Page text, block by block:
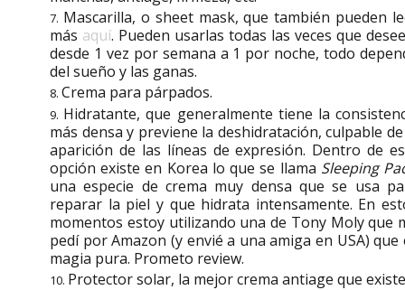
Mascarilla, o sheet mask, que también pueden
más aquí. Pueden usarlas todas las veces que
desde 1 vez por semana a 1 por noche, todo
del sueño y las ganas.
Crema para párpados.
Hidratante, que generalmente tiene la
más densa y previene la deshidratación, culpable
aparición de las líneas de expresión. Dentro de
opción existe en Korea lo que se llama Sleeping
una especie de crema muy densa que se usa
reparar la piel y que hidrata intensamente. En
momentos estoy utilizando una de Tony Moly que
pedí por Amazon (y envié a una amiga en USA) que
magia pura. Prometo review.
Protector solar, la mejor crema antiage que